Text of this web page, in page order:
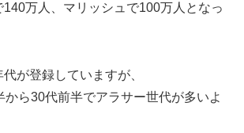
万人、マリッシュで100万人となっ
が登録していますが、
から30代前半でアラサー世代が多いよ